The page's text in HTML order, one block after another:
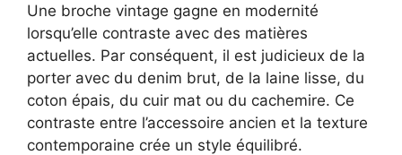
Une broche vintage gagne en modernité
lorsqu’elle contraste avec des matières
actuelles. Par conséquent, il est judicieux de la
porter avec du denim brut, de la laine lisse, du
coton épais, du cuir mat ou du cachemire. Ce
contraste entre l’accessoire ancien et la texture
contemporaine crée un style équilibré.